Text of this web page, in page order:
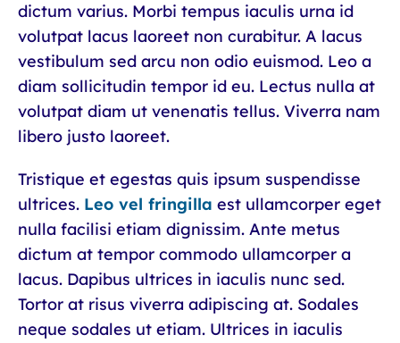
dictum varius. Morbi tempus iaculis urna id
volutpat lacus laoreet non curabitur. A lacus
vestibulum sed arcu non odio euismod. Leo a
diam sollicitudin tempor id eu. Lectus nulla at
volutpat diam ut venenatis tellus. Viverra nam
libero justo laoreet.
Tristique et egestas quis ipsum suspendisse
ultrices. Leo vel fringilla est ullamcorper eget
nulla facilisi etiam dignissim. Ante metus
dictum at tempor commodo ullamcorper a
lacus. Dapibus ultrices in iaculis nunc sed.
Tortor at risus viverra adipiscing at. Sodales
neque sodales ut etiam. Ultrices in iaculis